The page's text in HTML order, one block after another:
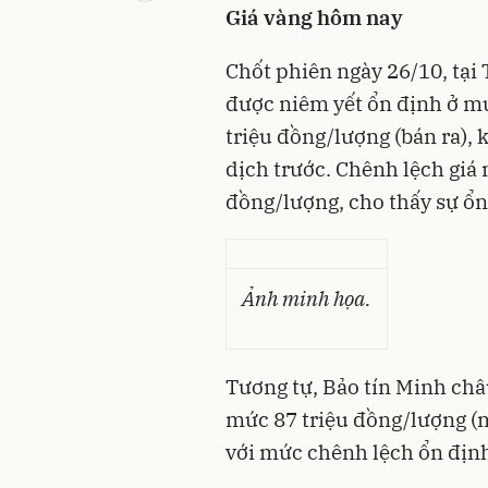
Giá vàng hôm nay
Chốt phiên ngày 26/10, tại
được niêm yết ổn định ở
triệu đồng/lượng (bán ra),
dịch trước. Chênh lệch giá
đồng/lượng, cho thấy sự
Ảnh minh họa.
Tương tự, Bảo tín Minh
mức 87 triệu đồng/lượng
với mức chênh lệch ổn